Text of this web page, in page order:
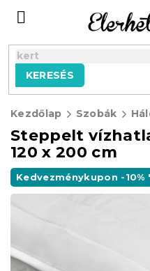
tartalomhoz
KERESÉS
Kezdőlap Szobák
Steppelt
120 x 200 cm
Kedvezménykupon -10%